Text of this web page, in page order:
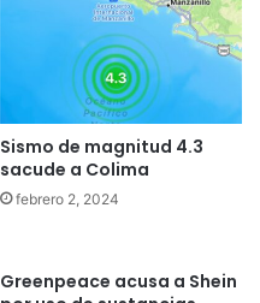
Sismo de magnitud 4.3
sacude a Colima
febrero 2, 2024
Greenpeace acusa a Shein